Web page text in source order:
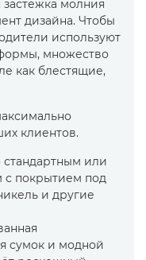
молния
дизайна. Чтобы
используют
множество
как блестящие,
клиентов.
стандартным или
с покрытием под
и другие
сумок и модной